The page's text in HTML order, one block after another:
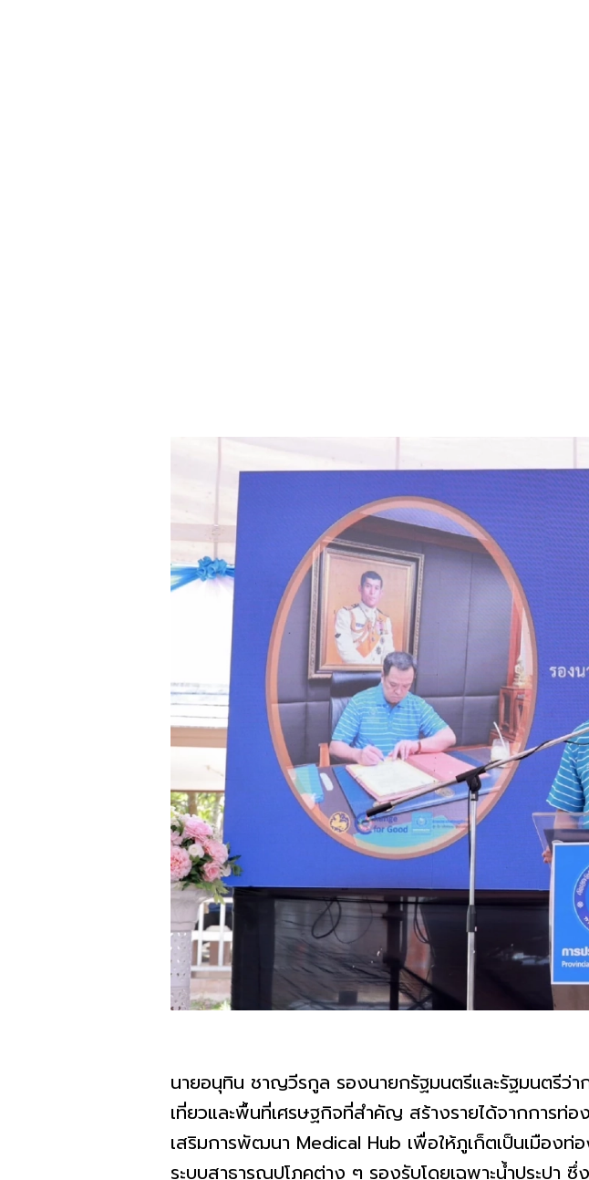
นายอนุทิน ชาญวีรกูล รองนายกรัฐมนตรีและรัฐมนตรีว่า
เที่ยวและพื้นที่เศรษฐกิจที่สำคัญ สร้างรายได้จากการท่
เสริมการพัฒนา Medical Hub เพื่อให้ภูเก็ตเป็นเมือ
ระบบสาธารณูปโภคต่าง ๆ รองรับโดยเฉพาะน้ำประปา